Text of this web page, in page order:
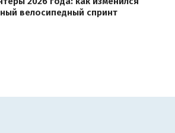
велосипедный спринт